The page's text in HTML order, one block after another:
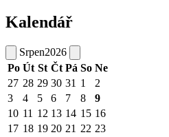
Kalendář
Srpen2026
Po Út St Čt Pá So Ne
27 28 29 30 31 1
2
3
4 5 6 7 8
9
10 11 12 13 14 15 16
17 18 19 20 21 22 23